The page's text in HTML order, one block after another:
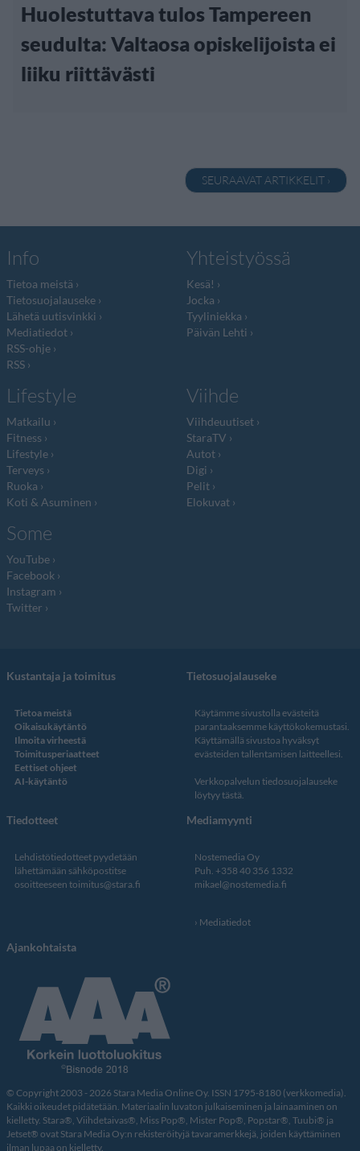
Huolestuttava tulos Tampereen
seudulta: Valtaosa opiskelijoista ei
liiku riittävästi
SEURAAVAT ARTIKKELIT ›
Info
Tietoa meistä
Tietosuojalauseke
Lähetä uutisvinkki
Mediatiedot
RSS-ohje
RSS
Yhteistyössä
Kesä!
Jocka
Tyyliniekka
Päivän Lehti
Lifestyle
Matkailu
Fitness
Lifestyle
Terveys
Ruoka
Koti & Asuminen
Viihde
Viihdeuutiset
StaraTV
Autot
Digi
Pelit
Elokuvat
Some
YouTube
Facebook
Instagram
Twitter
Kustantaja ja toimitus
Tietoa meistä
Oikaisukäytäntö
Ilmoita virheestä
Toimitusperiaatteet
Eettiset ohjeet
AI-käytäntö
Tietosuojalauseke
Käytämme sivustolla evästeitä
parantaaksemme käyttökokemustasi.
Käyttämällä sivustoa hyväksyt
evästeiden tallentamisen laitteellesi.
Verkkopalvelun tiedosuojalauseke
löytyy tästä
Tiedotteet
Lehdistötiedotteet pyydetään
lähettämään sähköpostitse
osoitteeseen toimitus@stara.fi
Mediamyynti
Nostemedia Oy
Puh. +358 40 356 1332
mikael@nostemedia.fi
Mediatiedot
Ajankohtaista
© Copyright 2003 - 2026 Stara Media Online Oy. ISSN 1795-8180 (verkkomedia).
Kaikki oikeudet pidätetään. Materiaalin luvaton julkaiseminen ja lainaaminen on
kielletty. Stara®, Viihdetaivas®, Miss Pop®, Mister Pop®, Popstar®, Tuubi® ja
Jetset® ovat Stara Media Oy:n rekisteröityjä tavaramerkkejä, joiden käyttäminen
ilman lupaa on kielletty.